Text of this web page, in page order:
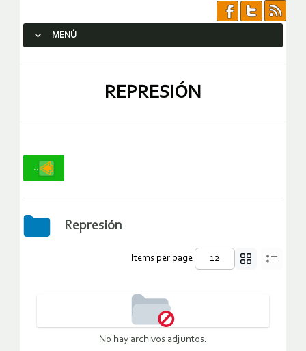
MENÚ
REPRESIÓN
..
Represión
Items per page
No hay archivos adjuntos.